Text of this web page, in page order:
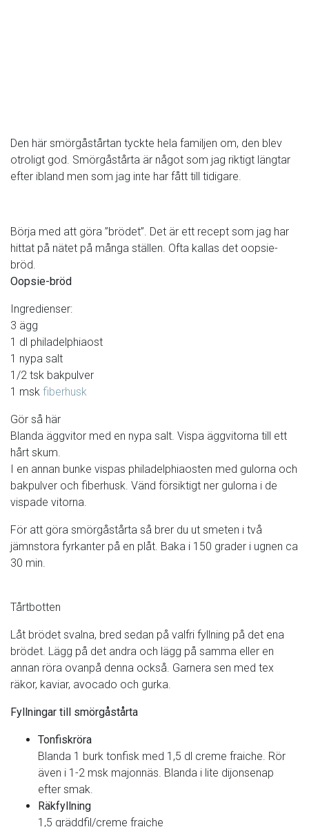
Den här smörgåstårtan tyckte hela familjen om, den blev
otroligt god. Smörgåstårta är något som jag riktigt längtar
efter ibland men som jag inte har fått till tidigare.
Börja med att göra ”brödet”. Det är ett recept som jag har
hittat på nätet på många ställen. Ofta kallas det oopsie-
bröd.
Oopsie-bröd
Ingredienser:
3 ägg
1 dl philadelphiaost
1 nypa salt
1/2 tsk bakpulver
1 msk fiberhusk
Gör så här
Blanda äggvitor med en nypa salt. Vispa äggvitorna till ett
hårt skum.
I en annan bunke vispas philadelphiaosten med gulorna och
bakpulver och fiberhusk. Vänd försiktigt ner gulorna i de
vispade vitorna.
För att göra smörgåstårta så brer du ut smeten i två
jämnstora fyrkanter på en plåt. Baka i 150 grader i ugnen ca
30 min.
Tårtbotten
Låt brödet svalna, bred sedan på valfri fyllning på det ena
brödet. Lägg på det andra och lägg på samma eller en
annan röra ovanpå denna också. Garnera sen med tex
räkor, kaviar, avocado och gurka.
Fyllningar till smörgåstårta
Tonfiskröra
Blanda 1 burk tonfisk med 1,5 dl creme fraiche. Rör
även i 1-2 msk majonnäs. Blanda i lite dijonsenap
efter smak.
Räkfyllning
1,5 gräddfil/creme fraiche